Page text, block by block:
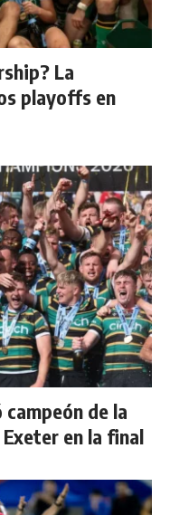
La
playoffs en
de la
en la final